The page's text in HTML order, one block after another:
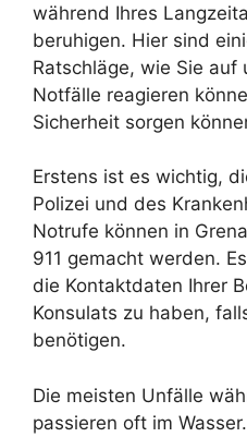
während Ihres
beruhigen. Hier sind
Ratschläge, wie Sie auf
Notfälle reagieren
Sicherheit sorgen
Erstens ist es wichtig,
Polizei und des
Notrufe können in
911 gemacht werden.
die Kontaktdaten Ihrer
Konsulats zu haben,
benötigen.
Die meisten Unfälle
passieren oft im